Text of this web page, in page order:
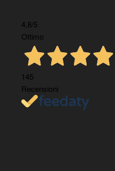
4,8/5
Ottimo
145
Recensioni